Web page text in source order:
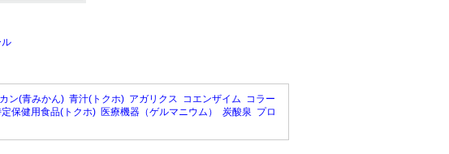
ル
ン(青みかん) 青汁(トクホ) アガリクス コエンザイム コラー
保健用食品(トクホ) 医療機器（ゲルマニウム） 炭酸泉 プロ